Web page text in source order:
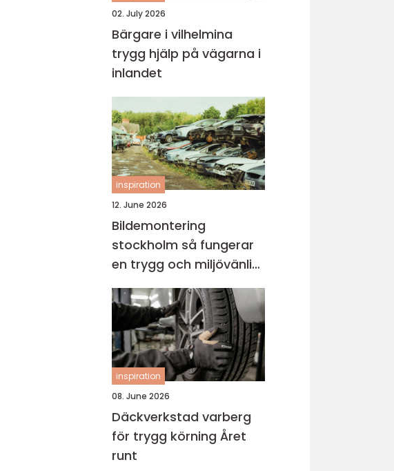
02. July 2026
Bärgare i vilhelmina
trygg hjälp på vägarna i
inlandet
inspiration
12. June 2026
Bildemontering
stockholm så fungerar
en trygg och miljövänlig
bilskrot
inspiration
08. June 2026
Däckverkstad varberg
för trygg körning Året
runt